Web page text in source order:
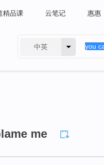
精品课 云笔记 惠惠
中英
me